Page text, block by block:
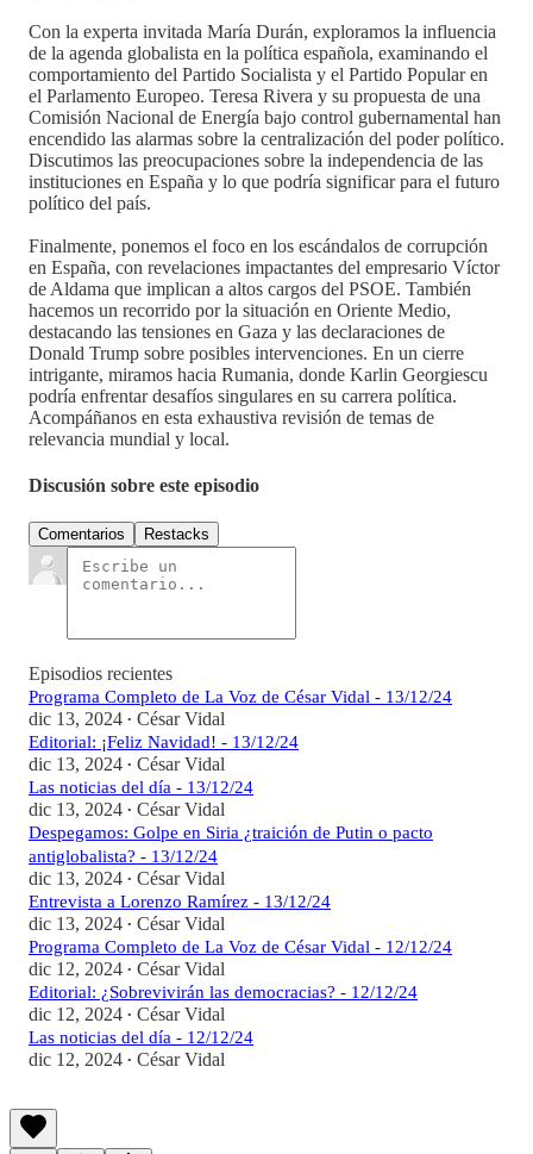
Con la experta invitada María Durán, exploramos la influencia
de la agenda globalista en la política española, examinando el
comportamiento del Partido Socialista y el Partido Popular en
el Parlamento Europeo. Teresa Rivera y su propuesta de una
Comisión Nacional de Energía bajo control gubernamental han
encendido las alarmas sobre la centralización del poder político.
Discutimos las preocupaciones sobre la independencia de las
instituciones en España y lo que podría significar para el futuro
político del país.
Finalmente, ponemos el foco en los escándalos de corrupción
en España, con revelaciones impactantes del empresario Víctor
de Aldama que implican a altos cargos del PSOE. También
hacemos un recorrido por la situación en Oriente Medio,
destacando las tensiones en Gaza y las declaraciones de
Donald Trump sobre posibles intervenciones. En un cierre
intrigante, miramos hacia Rumania, donde Karlin Georgiescu
podría enfrentar desafíos singulares en su carrera política.
Acompáñanos en esta exhaustiva revisión de temas de
relevancia mundial y local.
Discusión sobre este episodio
Comentarios Restacks
Episodios recientes
Programa Completo de La Voz de César Vidal - 13/12/24
dic 13, 2024 • César Vidal
Editorial: ¡Feliz Navidad! - 13/12/24
dic 13, 2024 • César Vidal
Las noticias del día - 13/12/24
dic 13, 2024 • César Vidal
Despegamos: Golpe en Siria ¿traición de Putin o pacto
antiglobalista? - 13/12/24
dic 13, 2024 • César Vidal
Entrevista a Lorenzo Ramírez - 13/12/24
dic 13, 2024 • César Vidal
Programa Completo de La Voz de César Vidal - 12/12/24
dic 12, 2024 • César Vidal
Editorial: ¿Sobrevivirán las democracias? - 12/12/24
dic 12, 2024 • César Vidal
Las noticias del día - 12/12/24
dic 12, 2024 • César Vidal